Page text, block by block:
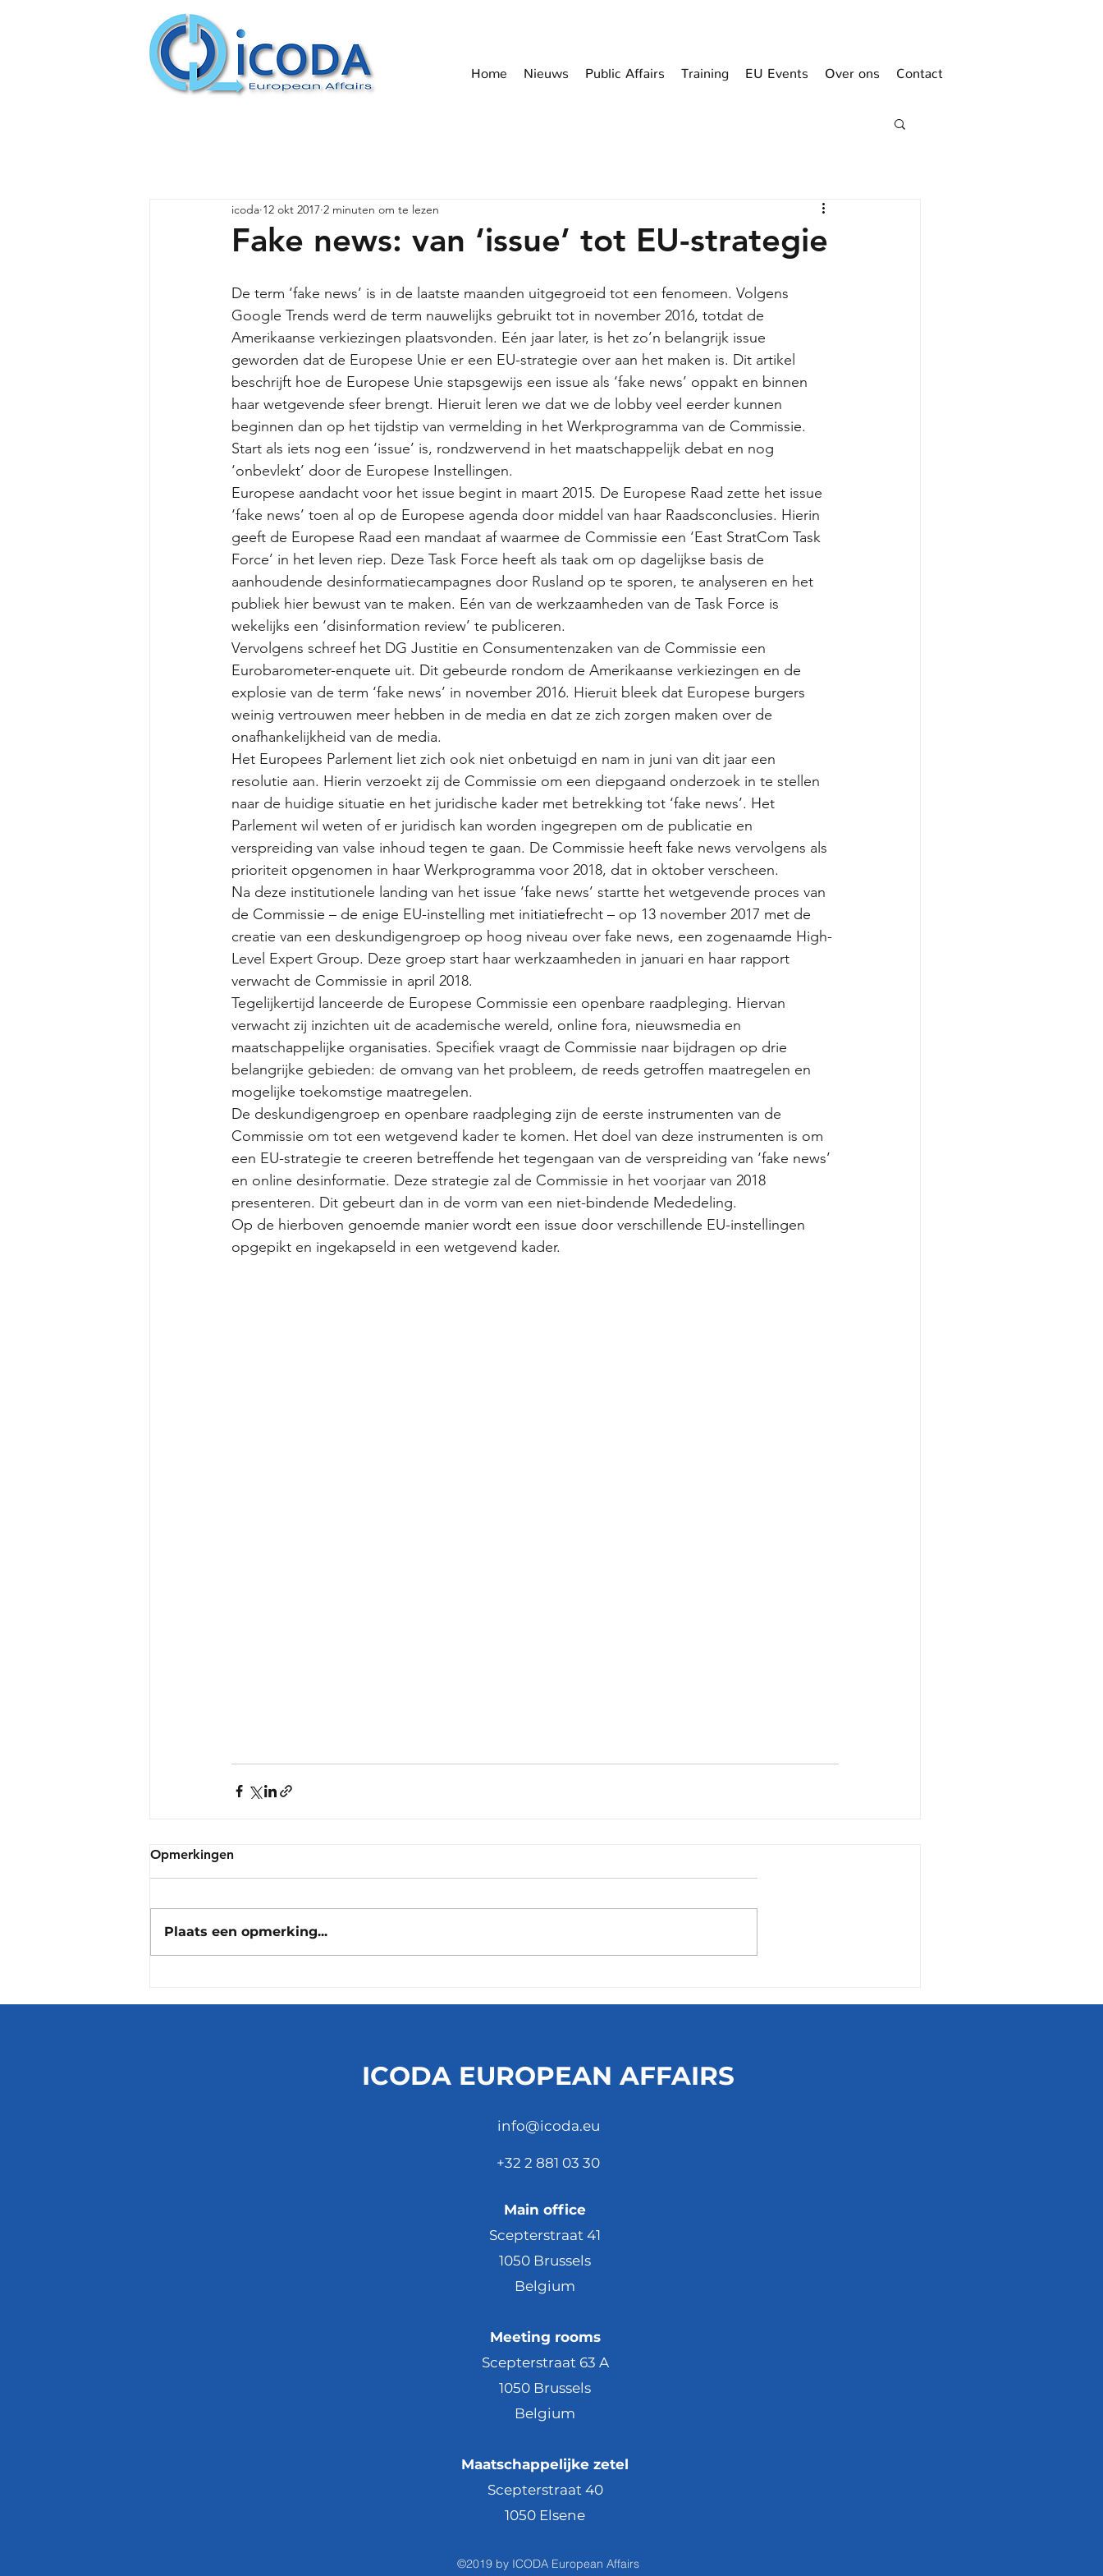
Home Nieuws Public Affairs Training EU Events Over ons Contact
Fake news: van ‘issue’ tot EU-strategie
icoda 12 okt 2017 2 minuten om te lezen
De term ‘fake news’ is in de laatste maanden uitgegroeid tot een fenomeen. Volgens
Google Trends werd de term nauwelijks gebruikt tot in november 2016, totdat de
Amerikaanse verkiezingen plaatsvonden. Eén jaar later, is het zo’n belangrijk issue
geworden dat de Europese Unie er een EU-strategie over aan het maken is. Dit artikel
beschrijft hoe de Europese Unie stapsgewijs een issue als ‘fake news’ oppakt en binnen
haar wetgevende sfeer brengt. Hieruit leren we dat we de lobby veel eerder kunnen
beginnen dan op het tijdstip van vermelding in het Werkprogramma van de Commissie.
Start als iets nog een ‘issue’ is, rondzwervend in het maatschappelijk debat en nog
‘onbevlekt’ door de Europese Instellingen.
Europese aandacht voor het issue begint in maart 2015. De Europese Raad zette het issue
‘fake news’ toen al op de Europese agenda door middel van haar Raadsconclusies. Hierin
geeft de Europese Raad een mandaat af waarmee de Commissie een ‘East StratCom Task
Force’ in het leven riep. Deze Task Force heeft als taak om op dagelijkse basis de
aanhoudende desinformatiecampagnes door Rusland op te sporen, te analyseren en het
publiek hier bewust van te maken. Eén van de werkzaamheden van de Task Force is
wekelijks een ‘disinformation review’ te publiceren.
Vervolgens schreef het DG Justitie en Consumentenzaken van de Commissie een
Eurobarometer-enquete uit. Dit gebeurde rondom de Amerikaanse verkiezingen en de
explosie van de term ‘fake news’ in november 2016. Hieruit bleek dat Europese burgers
weinig vertrouwen meer hebben in de media en dat ze zich zorgen maken over de
onafhankelijkheid van de media.
Het Europees Parlement liet zich ook niet onbetuigd en nam in juni van dit jaar een
resolutie aan. Hierin verzoekt zij de Commissie om een diepgaand onderzoek in te stellen
naar de huidige situatie en het juridische kader met betrekking tot ‘fake news’. Het
Parlement wil weten of er juridisch kan worden ingegrepen om de publicatie en
verspreiding van valse inhoud tegen te gaan. De Commissie heeft fake news vervolgens als
prioriteit opgenomen in haar Werkprogramma voor 2018, dat in oktober verscheen.
Na deze institutionele landing van het issue ‘fake news’ startte het wetgevende proces van
de Commissie – de enige EU-instelling met initiatiefrecht – op 13 november 2017 met de
creatie van een deskundigengroep op hoog niveau over fake news, een zogenaamde High-
Level Expert Group. Deze groep start haar werkzaamheden in januari en haar rapport
verwacht de Commissie in april 2018.
Tegelijkertijd lanceerde de Europese Commissie een openbare raadpleging. Hiervan
verwacht zij inzichten uit de academische wereld, online fora, nieuwsmedia en
maatschappelijke organisaties. Specifiek vraagt de Commissie naar bijdragen op drie
belangrijke gebieden: de omvang van het probleem, de reeds getroffen maatregelen en
mogelijke toekomstige maatregelen.
De deskundigengroep en openbare raadpleging zijn de eerste instrumenten van de
Commissie om tot een wetgevend kader te komen. Het doel van deze instrumenten is om
een EU-strategie te creeren betreffende het tegengaan van de verspreiding van ‘fake news’
en online desinformatie. Deze strategie zal de Commissie in het voorjaar van 2018
presenteren. Dit gebeurt dan in de vorm van een niet-bindende Mededeling.
Op de hierboven genoemde manier wordt een issue door verschillende EU-instellingen
opgepikt en ingekapseld in een wetgevend kader.
Opmerkingen
Plaats een opmerking...
ICODA EUROPEAN AFFAIRS
info@icoda.eu
+32 2 881 03 30
Main office
Scepterstraat 41
1050 Brussels
Belgium
Meeting rooms
Scepterstraat 63 A
1050 Brussels
Belgium
Maatschappelijke zetel
Scepterstraat 40
1050 Elsene
©2019 by ICODA European Affairs